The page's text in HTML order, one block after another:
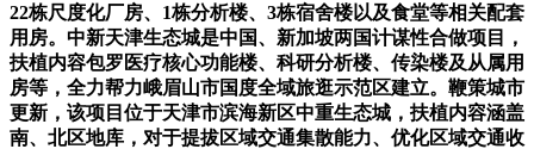
22栋尺度化厂房、1栋分析楼、3栋宿舍楼以及食堂等相关配套
用房。中新天津生态城是中国、新加坡两国计谋性合做项目，
扶植内容包罗医疗核心功能楼、科研分析楼、传染楼及从属用
房等，全力帮力峨眉山市国度全域旅逛示范区建立。鞭策城市
更新，该项目位于天津市滨海新区中重生态城，扶植内容涵盖
南、北区地库，对于提拔区域交通集散能力、优化区域交通收